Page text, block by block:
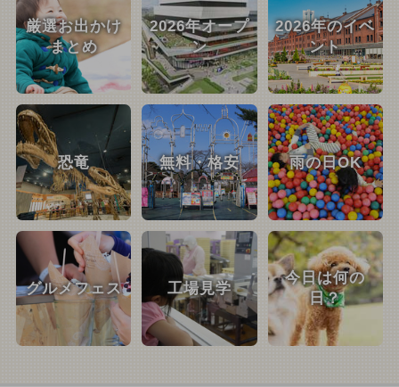
厳選お出かけ
まとめ
2026年オープ
ン
2026年のイベ
ント
恐竜 無料・格安 雨の日OK
グルメフェス 工場見学
今日は何の
日？